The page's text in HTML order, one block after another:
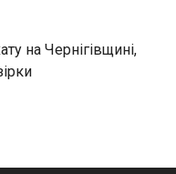
на Чернігівщині,